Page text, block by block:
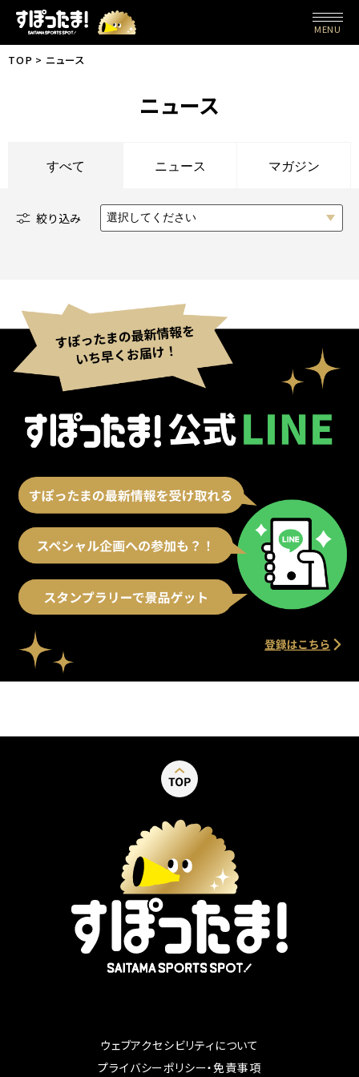
MENU
TOP ニュース
ニュース
すべて ニュース マガジン
絞り込み 選択してください
ウェブアクセシビリティについて
プライバシーポリシー・免責事項別ウィンドウで開く